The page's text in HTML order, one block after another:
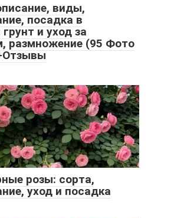
виды,
посадка в
и уход за
размножение (95 Фото
розы: сорта,
уход и посадка